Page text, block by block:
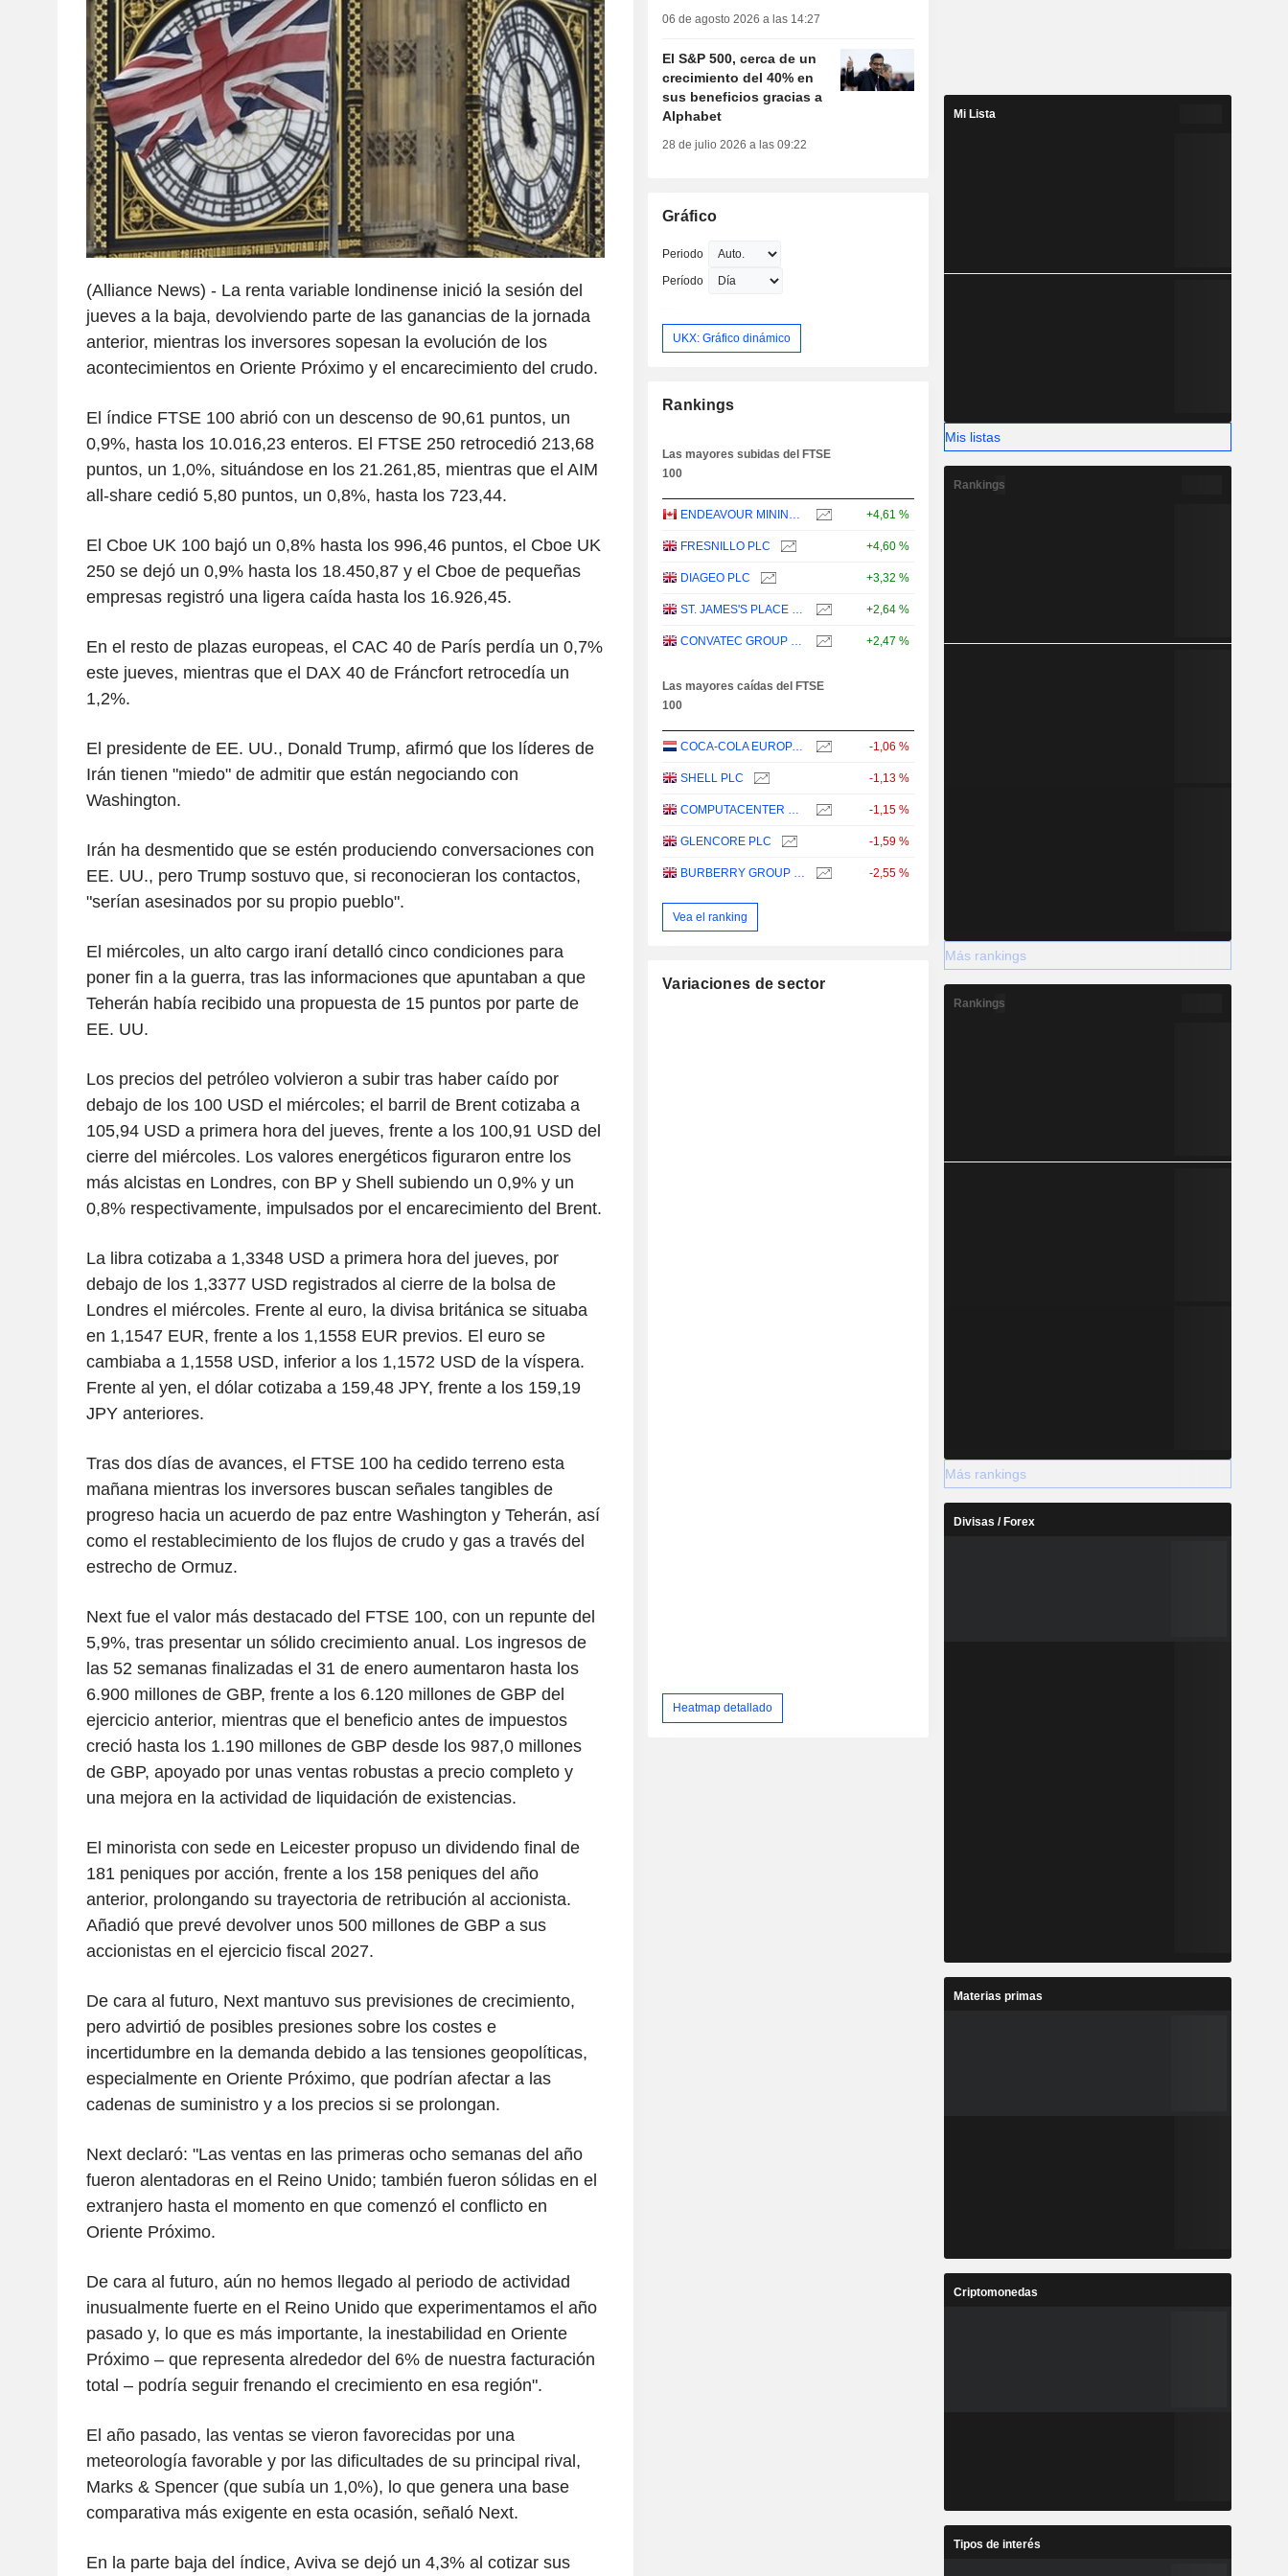
(Alliance News) - La renta variable londinense inició la sesión del
jueves a la baja, devolviendo parte de las ganancias de la jornada
anterior, mientras los inversores sopesan la evolución de los
acontecimientos en Oriente Próximo y el encarecimiento del crudo.
El índice FTSE 100 abrió con un descenso de 90,61 puntos, un
0,9%, hasta los 10.016,23 enteros. El FTSE 250 retrocedió 213,68
puntos, un 1,0%, situándose en los 21.261,85, mientras que el AIM
all-share cedió 5,80 puntos, un 0,8%, hasta los 723,44.
El Cboe UK 100 bajó un 0,8% hasta los 996,46 puntos, el Cboe UK
250 se dejó un 0,9% hasta los 18.450,87 y el Cboe de pequeñas
empresas registró una ligera caída hasta los 16.926,45.
En el resto de plazas europeas, el CAC 40 de París perdía un 0,7%
este jueves, mientras que el DAX 40 de Fráncfort retrocedía un
1,2%.
El presidente de EE. UU., Donald Trump, afirmó que los líderes de
Irán tienen "miedo" de admitir que están negociando con
Washington.
Irán ha desmentido que se estén produciendo conversaciones con
EE. UU., pero Trump sostuvo que, si reconocieran los contactos,
"serían asesinados por su propio pueblo".
El miércoles, un alto cargo iraní detalló cinco condiciones para
poner fin a la guerra, tras las informaciones que apuntaban a que
Teherán había recibido una propuesta de 15 puntos por parte de
EE. UU.
Los precios del petróleo volvieron a subir tras haber caído por
debajo de los 100 USD el miércoles; el barril de Brent cotizaba a
105,94 USD a primera hora del jueves, frente a los 100,91 USD del
cierre del miércoles. Los valores energéticos figuraron entre los
más alcistas en Londres, con BP y Shell subiendo un 0,9% y un
0,8% respectivamente, impulsados por el encarecimiento del Brent.
La libra cotizaba a 1,3348 USD a primera hora del jueves, por
debajo de los 1,3377 USD registrados al cierre de la bolsa de
Londres el miércoles. Frente al euro, la divisa británica se situaba
en 1,1547 EUR, frente a los 1,1558 EUR previos. El euro se
cambiaba a 1,1558 USD, inferior a los 1,1572 USD de la víspera.
Frente al yen, el dólar cotizaba a 159,48 JPY, frente a los 159,19
JPY anteriores.
Tras dos días de avances, el FTSE 100 ha cedido terreno esta
mañana mientras los inversores buscan señales tangibles de
progreso hacia un acuerdo de paz entre Washington y Teherán, así
como el restablecimiento de los flujos de crudo y gas a través del
estrecho de Ormuz.
Next fue el valor más destacado del FTSE 100, con un repunte del
5,9%, tras presentar un sólido crecimiento anual. Los ingresos de
las 52 semanas finalizadas el 31 de enero aumentaron hasta los
6.900 millones de GBP, frente a los 6.120 millones de GBP del
ejercicio anterior, mientras que el beneficio antes de impuestos
creció hasta los 1.190 millones de GBP desde los 987,0 millones
de GBP, apoyado por unas ventas robustas a precio completo y
una mejora en la actividad de liquidación de existencias.
El minorista con sede en Leicester propuso un dividendo final de
181 peniques por acción, frente a los 158 peniques del año
anterior, prolongando su trayectoria de retribución al accionista.
Añadió que prevé devolver unos 500 millones de GBP a sus
accionistas en el ejercicio fiscal 2027.
De cara al futuro, Next mantuvo sus previsiones de crecimiento,
pero advirtió de posibles presiones sobre los costes e
incertidumbre en la demanda debido a las tensiones geopolíticas,
especialmente en Oriente Próximo, que podrían afectar a las
cadenas de suministro y a los precios si se prolongan.
Next declaró: "Las ventas en las primeras ocho semanas del año
fueron alentadoras en el Reino Unido; también fueron sólidas en el
extranjero hasta el momento en que comenzó el conflicto en
Oriente Próximo.
De cara al futuro, aún no hemos llegado al periodo de actividad
inusualmente fuerte en el Reino Unido que experimentamos el año
pasado y, lo que es más importante, la inestabilidad en Oriente
Próximo – que representa alrededor del 6% de nuestra facturación
total – podría seguir frenando el crecimiento en esa región".
El año pasado, las ventas se vieron favorecidas por una
meteorología favorable y por las dificultades de su principal rival,
Marks & Spencer (que subía un 1,0%), lo que genera una base
comparativa más exigente en esta ocasión, señaló Next.
En la parte baja del índice, Aviva se dejó un 4,3% al cotizar sus
06 de agosto 2026 a las 14:27
El S&P 500, cerca de un
crecimiento del 40% en
sus beneficios gracias a
Alphabet
28 de julio 2026 a las 09:22
Gráfico
Periodo
Período
UKX: Gráfico dinámico
Rankings
Las mayores subidas del FTSE
100
ENDEAVOUR MINING PLC +4,61 %
FRESNILLO PLC +4,60 %
DIAGEO PLC +3,32 %
ST. JAMES'S PLACE PLC +2,64 %
CONVATEC GROUP PLC +2,47 %
Las mayores caídas del FTSE
100
COCA-COLA EUROPACIFIC PARTNERS PLC -1,06 %
SHELL PLC -1,13 %
COMPUTACENTER PLC -1,15 %
GLENCORE PLC -1,59 %
BURBERRY GROUP PLC -2,55 %
Vea el ranking
Variaciones de sector
Heatmap detallado
Mi Lista
Mis listas
Rankings
Más rankings
Rankings
Más rankings
Divisas / Forex
Materias primas
Criptomonedas
Tipos de interés